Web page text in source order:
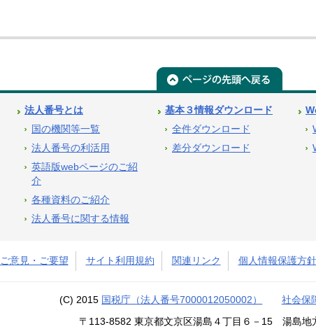
法人番号とは
国の機関等一覧
法人番号の利活用
英語版webページのご紹
介
各種資料のご紹介
法人番号に関する情報
基本３情報ダウンロード
全件ダウンロード
差分ダウンロード
ご意見・ご要望 サイト利用規約 関連リンク 個人情報保護方針
(C) 2015 国税庁（法人番号7000012050002） 社会保
〒113-8582 東京都文京区湯島４丁目６－15 湯島地